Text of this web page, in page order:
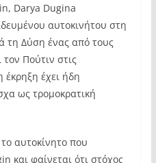
Darya Dugina
αυτοκινήτου στη
τη Δύση ένας από τους
Πούτιν στις
έχει ήδη
ως τρομοκρατική
αυτοκίνητο που
και φαίνεται ότι στόχος